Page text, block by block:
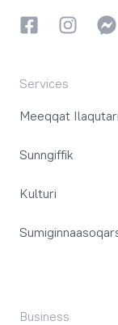
Facebookki
Services
Meeqqat
Sunngiffik
Kulturi
Business